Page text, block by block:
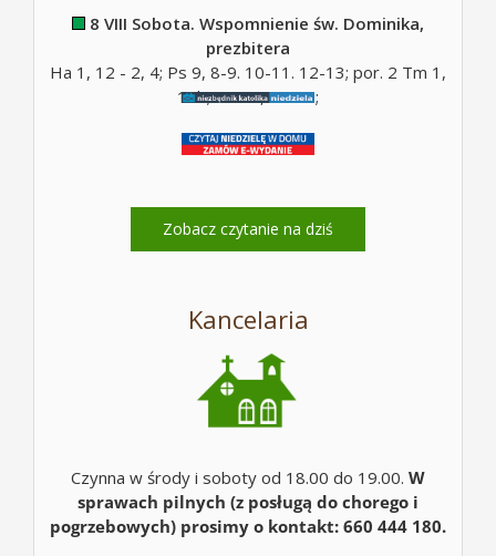
8 VIII Sobota. Wspomnienie św. Dominika,
prezbitera
Ha 1, 12 - 2, 4; Ps 9, 8-9. 10-11. 12-13; por. 2 Tm 1,
10b; Mt 17, 14-20;
Zobacz czytanie na dziś
Kancelaria
Czynna w środy i soboty od 18.00 do 19.00. W
sprawach pilnych (z posługą do chorego i
pogrzebowych) prosimy o kontakt: 660 444 180.